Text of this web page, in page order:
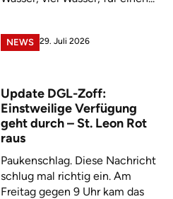
NEWS 29. Juli 2026
Update DGL-Zoff:
Einstweilige Verfügung
geht durch – St. Leon Rot
raus
Paukenschlag. Diese Nachricht
schlug mal richtig ein. Am
Freitag gegen 9 Uhr kam das